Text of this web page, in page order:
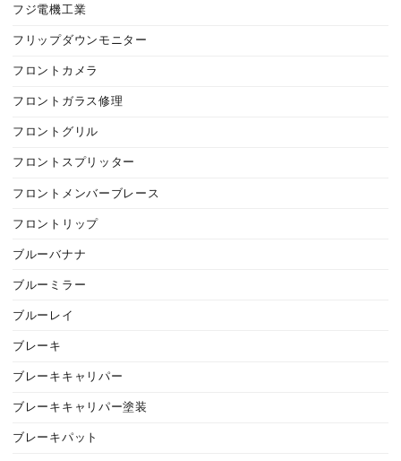
フジ電機工業
フリップダウンモニター
フロントカメラ
フロントガラス修理
フロントグリル
フロントスプリッター
フロントメンバーブレース
フロントリップ
ブルーバナナ
ブルーミラー
ブルーレイ
ブレーキ
ブレーキキャリパー
ブレーキキャリパー塗装
ブレーキパット